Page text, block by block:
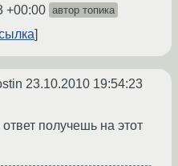
+00:00 автор топика
23.10.2010 19:54:23
получешь на этот